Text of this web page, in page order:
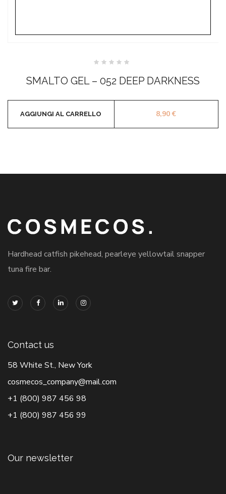
su
SMALTO GEL – 052 DEEP DARKNESS
8,90€
AGGIUNGI AL CARRELLO
Hardhead catfish pikehead, pearleye yellowtail snapper
tuna fire bar.
Contact us
58 White St., New York
cosmecos_company@mail.com
+1 (800) 987 456 98
+1 (800) 987 456 99
Our newsletter